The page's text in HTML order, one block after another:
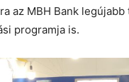
az MBH Bank legújabb
programja is.